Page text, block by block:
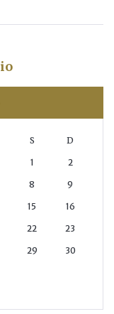
S D
1 2
8 9
15 16
22 23
29 30